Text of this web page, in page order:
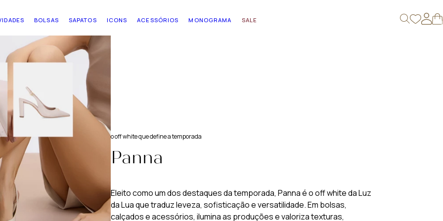
BOLSAS SAPATOS ICONS ACESSÓRIOS MONOGRAMA SALE 0
o off white que define a temporada
Panna
Eleito como um dos destaques da temporada, Panna é o off white da Luz
da Lua que traduz leveza, sofisticação e versatilidade. Em bolsas,
calçados e acessórios, ilumina as produções e valoriza texturas,